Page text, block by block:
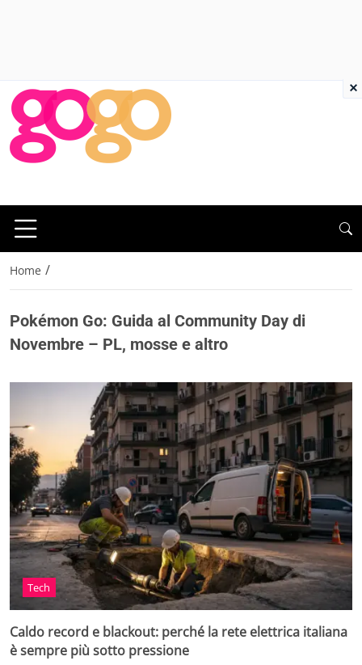
Home /
Pokémon Go: Guida al Community Day di
Novembre – PL, mosse e altro
Tech
Caldo record e blackout: perché la rete elettrica italiana
è sempre più sotto pressione
×